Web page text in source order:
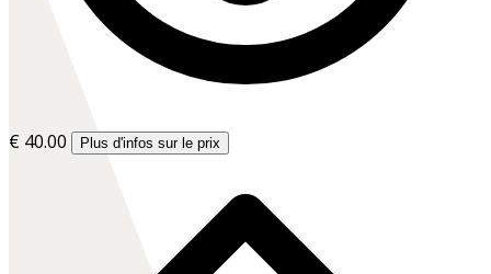
€ 40.00 Plus d'infos sur le prix